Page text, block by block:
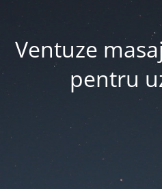
Ventuze
pentru